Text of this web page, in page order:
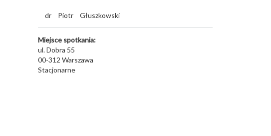
dr Piotr Głuszkowski
Miejsce spotkania:
ul. Dobra 55
00-312 Warszawa
Stacjonarne